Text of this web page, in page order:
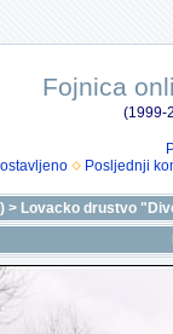
Fojnica
(1999-
Posljednji
> Lovacko drustvo